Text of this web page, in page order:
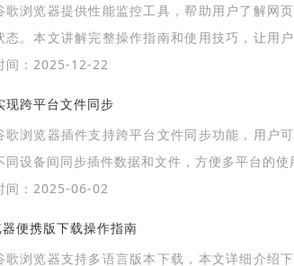
歌浏览器提供性能监控工具，帮助用户了解网
态。本文讲解完整操作指南和使用技巧，让用户
页访问体验。
间：2025-12-22
现跨平台文件同步
歌浏览器插件支持跨平台文件同步功能，用户
同设备间同步插件数据和文件，方便多平台的使
间：2025-06-02
便携版下载操作指南
歌浏览器支持多语言版本下载，本文详细介绍